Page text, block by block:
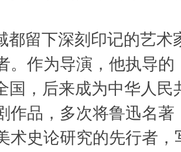
留下深刻印记的艺术
。作为导演，他执导的
国，后来成为中华人民
作品，多次将鲁迅名著
术史论研究的先行者，